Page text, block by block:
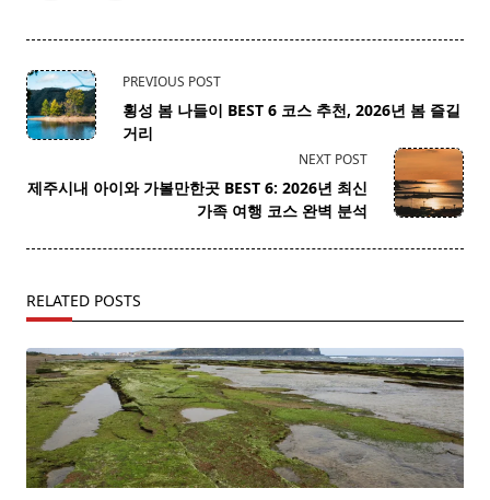
<span
class="nav-
subtitle
reader-
PREVIOUS POST
횡성 봄 나들이 BEST 6 코스 추천, 2026년 봄 즐길
거리
NEXT POST
제주시내 아이와 가볼만한곳 BEST 6: 2026년 최신
가족 여행 코스 완벽 분석
RELATED POSTS